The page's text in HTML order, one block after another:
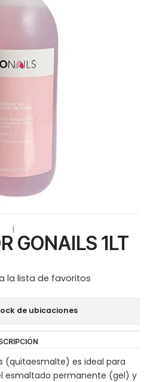
GONAILS 1LT
la lista de favoritos
de ubicaciones
(quitaesmalte) es ideal para
esmaltado permanente (gel) y